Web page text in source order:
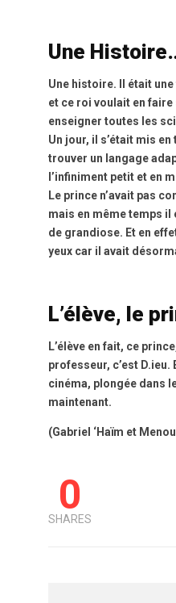
Une
Une histoire. Il était
et ce roi voulait en
enseigner toutes les
Un jour, il s’était mis
trouver un langage
l’infiniment petit et en
Le prince n’avait pas
mais en même temps
de grandiose. Et en
yeux car il avait
L’élève, le
L’élève en fait, ce
professeur, c’est
cinéma, plongée dans
maintenant.
(Gabriel ‘Haïm et
0
SHARES